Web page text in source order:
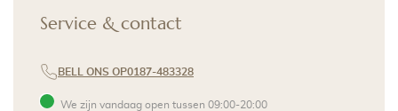
Service & contact
BELL ONS OP0187-483328
We zijn vandaag open tussen 09:00-20:00